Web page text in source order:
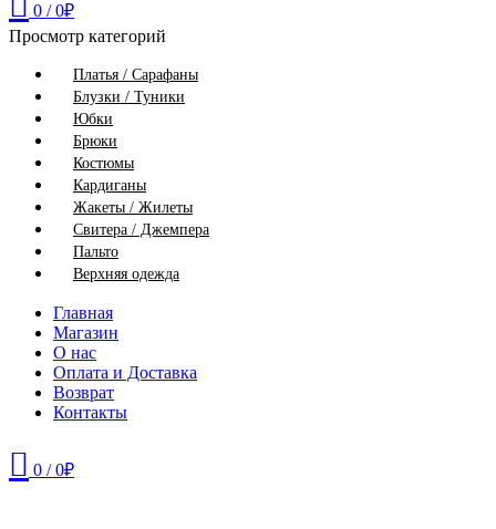
0 / 0₽
Просмотр категорий
Платья / Сарафаны
Блузки / Туники
Юбки
Брюки
Костюмы
Кардиганы
Жакеты / Жилеты
Свитера / Джемпера
Пальто
Верхняя одежда
Главная
Магазин
О нас
Оплата и Доставка
Возврат
Контакты
0 / 0₽